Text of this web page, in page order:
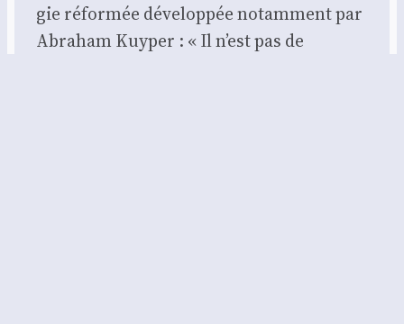
gie réfor­mée déve­lop­pée notam­ment par
Abra­ham Kuy­per : « Il n’est pas de